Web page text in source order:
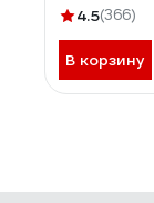
29L4.5(366)
В корзину